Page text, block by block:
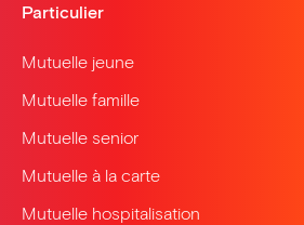
Particulier
Mutuelle jeune
Mutuelle famille
Mutuelle senior
Mutuelle à la carte
Mutuelle hospitalisation